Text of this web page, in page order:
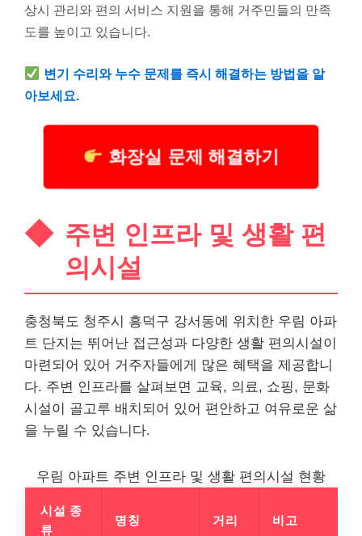
상시 관리와 편의 서비스 지원을 통해 거주민들의 만족
도를 높이고 있습니다.
변기 수리와 누수 문제를 즉시 해결하는 방법을 알
아보세요.
화장실 문제 해결하기
주변 인프라 및 생활 편
의시설
충청북도 청주시 흥덕구 강서동에 위치한 우림 아파
트 단지는 뛰어난 접근성과 다양한 생활 편의시설이
마련되어 있어 거주자들에게 많은 혜택을 제공합니
다. 주변 인프라를 살펴보면 교육, 의료, 쇼핑, 문화
시설이 골고루 배치되어 있어 편안하고 여유로운 삶
을 누릴 수 있습니다.
우림 아파트 주변 인프라 및 생활 편의시설 현황
시설 종
류
명칭 거리 비고